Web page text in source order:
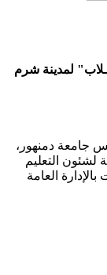
لمدينة شرم
جامعة دمنهور،
لشئون التعليم
العامة